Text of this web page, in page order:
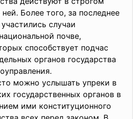
Более того, за последнее
случаи
почве,
способствует подчас
органов государства
можно услышать упреки в
государственных органов в
ими конституционного